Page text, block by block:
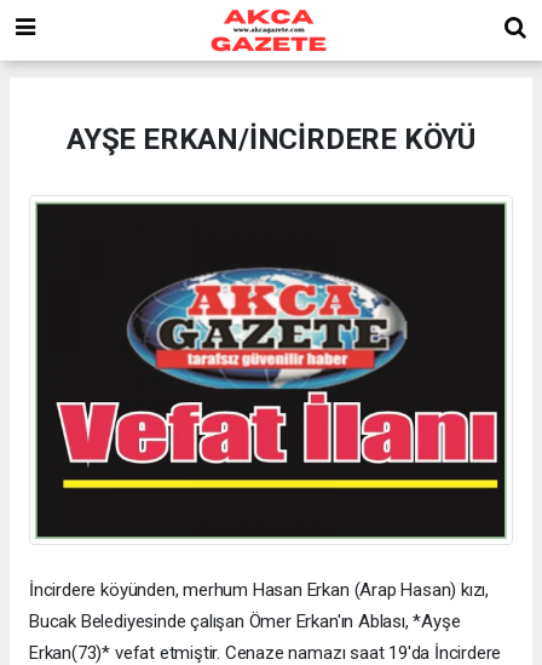
AYŞE ERKAN/İNCİRDERE KÖYÜ
İncirdere köyünden, merhum Hasan Erkan (Arap Hasan) kızı,
Bucak Belediyesinde çalışan Ömer Erkan'ın Ablası, *Ayşe
Erkan(73)* vefat etmiştir. Cenaze namazı saat 19'da İncirdere